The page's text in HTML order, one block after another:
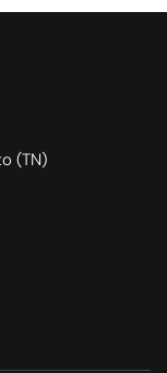
(TN)